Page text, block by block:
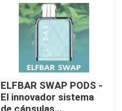
ELFBAR SWAP PODS -
El innovador sistema